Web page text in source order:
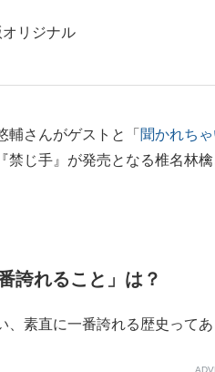
ったからと言って…」サッカー日本
リジナル
輔さんがゲストと「 聞かれち
禁じ手』が発売となる椎名林
誇れること」は？
素直に一番誇れる歴史ってあ